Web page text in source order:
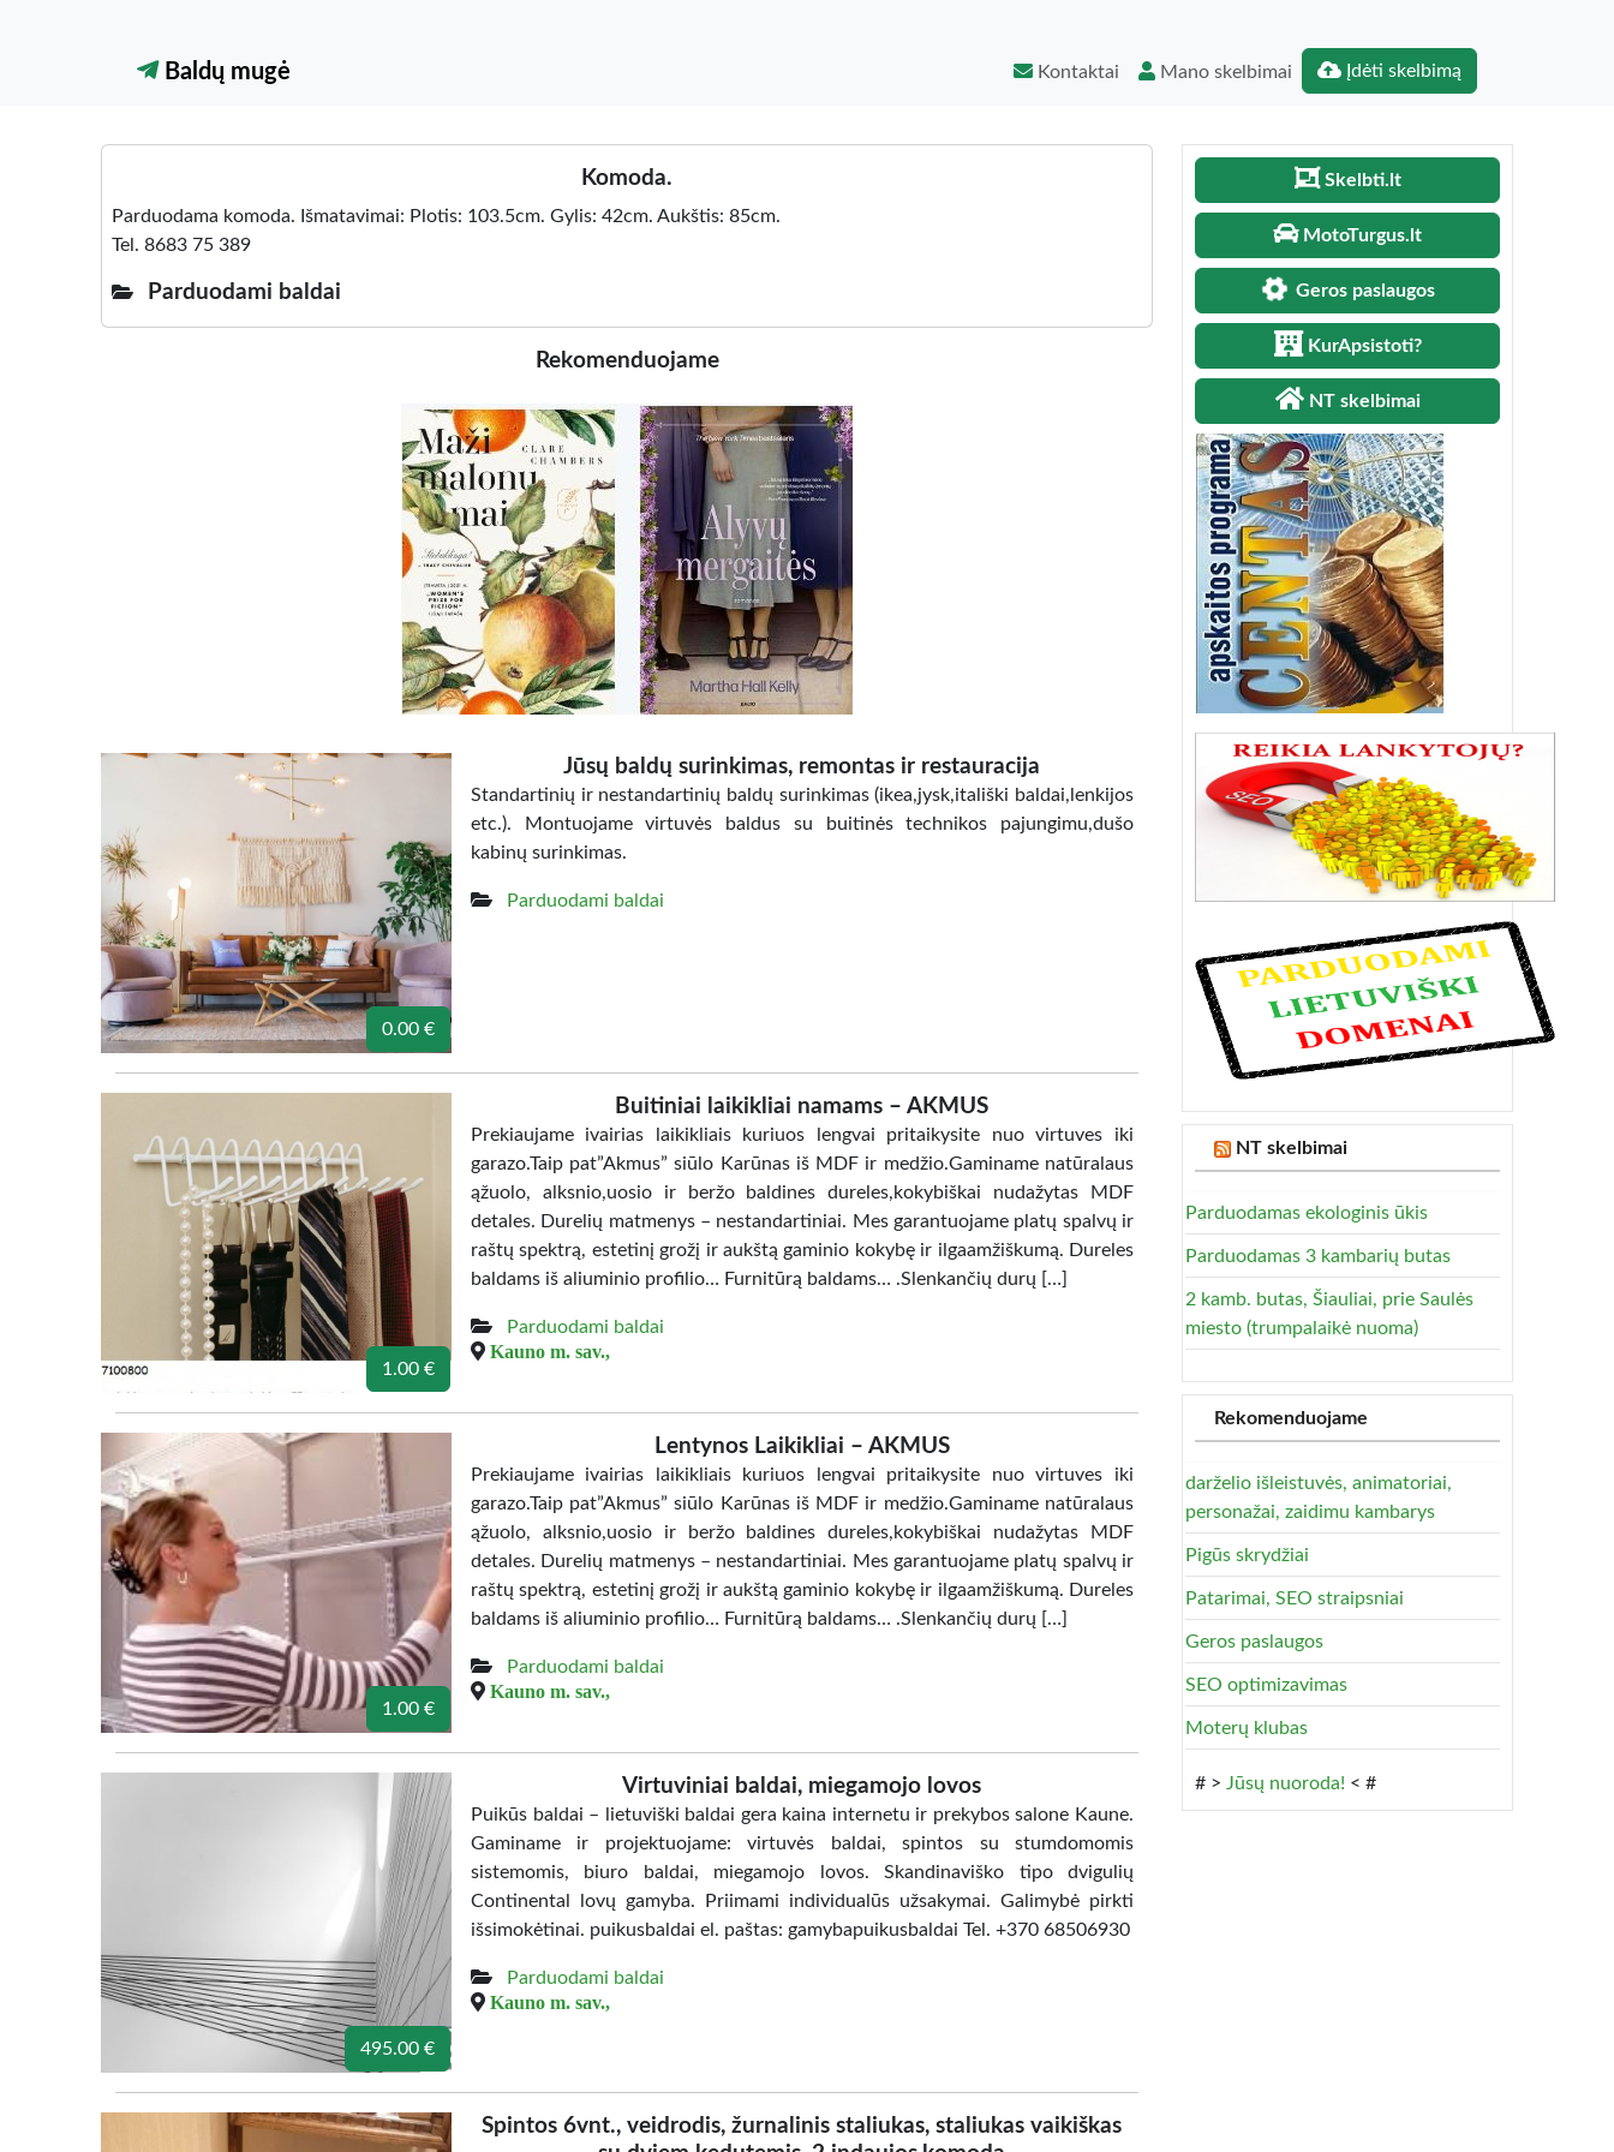
Baldų mugė Kontaktai Mano skelbimai Įdėti skelbimą
Komoda.
Parduodama komoda. Išmatavimai: Plotis: 103.5cm. Gylis: 42cm. Aukštis: 85cm.
Tel. 8683 75 389
Parduodami baldai
Rekomenduojame
0.00 €
Jūsų baldų surinkimas, remontas ir restauracija
Standartinių ir nestandartinių baldų surinkimas (ikea,jysk,itališki baldai,lenkijos
etc.). Montuojame virtuvės baldus su buitinės technikos pajungimu,dušo
kabinų surinkimas.
Parduodami baldai
1.00 €
Buitiniai laikikliai namams – AKMUS
Prekiaujame ivairias laikikliais kuriuos lengvai pritaikysite nuo virtuves iki
garazo.Taip pat”Akmus” siūlo Karūnas iš MDF ir medžio.Gaminame natūralaus
ąžuolo, alksnio,uosio ir beržo baldines dureles,kokybiškai nudažytas MDF
detales. Durelių matmenys – nestandartiniai. Mes garantuojame platų spalvų ir
raštų spektrą, estetinį grožį ir aukštą gaminio kokybę ir ilgaamžiškumą. Dureles
baldams iš aliuminio profilio… Furnitūrą baldams… .Slenkančių durų […]
Parduodami baldai
Kauno m. sav.,
1.00 €
Lentynos Laikikliai – AKMUS
Prekiaujame ivairias laikikliais kuriuos lengvai pritaikysite nuo virtuves iki
garazo.Taip pat”Akmus” siūlo Karūnas iš MDF ir medžio.Gaminame natūralaus
ąžuolo, alksnio,uosio ir beržo baldines dureles,kokybiškai nudažytas MDF
detales. Durelių matmenys – nestandartiniai. Mes garantuojame platų spalvų ir
raštų spektrą, estetinį grožį ir aukštą gaminio kokybę ir ilgaamžiškumą. Dureles
baldams iš aliuminio profilio… Furnitūrą baldams… .Slenkančių durų […]
Parduodami baldai
Kauno m. sav.,
495.00 €
Virtuviniai baldai, miegamojo lovos
Puikūs baldai – lietuviški baldai gera kaina internetu ir prekybos salone Kaune.
Gaminame ir projektuojame: virtuvės baldai, spintos su stumdomomis
sistemomis, biuro baldai, miegamojo lovos. Skandinaviško tipo dvigulių
Continental lovų gamyba. Priimami individualūs užsakymai. Galimybė pirkti
išsimokėtinai. puikusbaldai el. paštas: gamybapuikusbaldai Tel. +370 68506930
Parduodami baldai
Kauno m. sav.,
Spintos 6vnt., veidrodis, žurnalinis staliukas, staliukas vaikiškas
Skelbti.lt
MotoTurgus.lt
Geros paslaugos
KurApsistoti?
NT skelbimai
NT skelbimai
Parduodamas ekologinis ūkis
Parduodamas 3 kambarių butas
2 kamb. butas, Šiauliai, prie Saulės
miesto (trumpalaikė nuoma)
Rekomenduojame
darželio išleistuvės, animatoriai,
personažai, zaidimu kambarys
Pigūs skrydžiai
Patarimai, SEO straipsniai
Geros paslaugos
SEO optimizavimas
Moterų klubas
# > Jūsų nuoroda! < #